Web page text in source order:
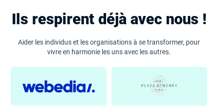
Ils respirent déjà avec nous !
Aider les individus et les organisations à se transformer, pour
vivre en harmonie les uns avec les autres.